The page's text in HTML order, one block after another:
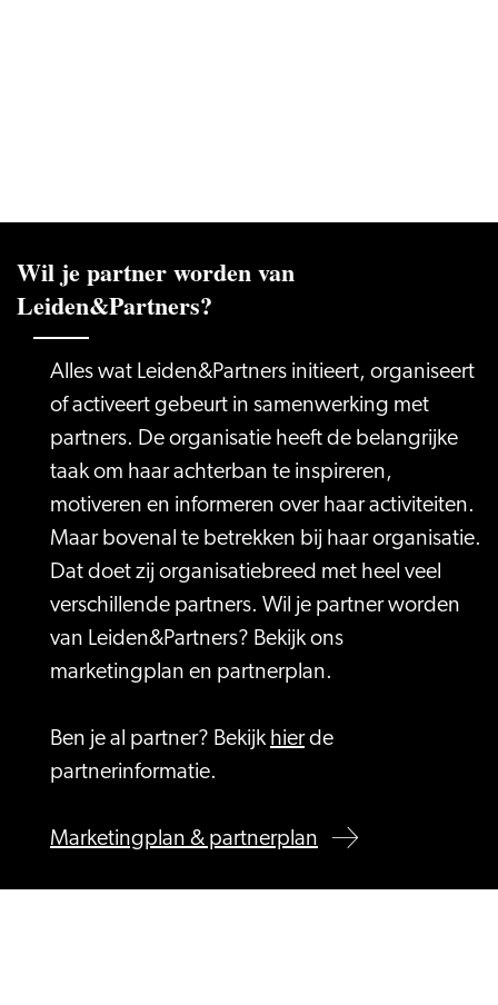
Wil je partner worden van
Leiden&Partners?
Alles wat Leiden&Partners initieert, organiseert
of activeert gebeurt in samenwerking met
partners. De organisatie heeft de belangrijke
taak om haar achterban te inspireren,
motiveren en informeren over haar activiteiten.
Maar bovenal te betrekken bij haar organisatie.
Dat doet zij organisatiebreed met heel veel
verschillende partners. Wil je partner worden
van Leiden&Partners? Bekijk ons
marketingplan en partnerplan.
Ben je al partner? Bekijk hierde
partnerinformatie.
Marketingplan & partnerplan